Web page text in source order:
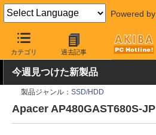
Powered by
カテゴリ 過去記事
AKIBA PC Hotline! PCパーツ SSD
今週見つけた新製品
製品ジャンル： SSD/HDD
Apacer AP480GAST680S-JP